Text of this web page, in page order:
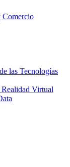
Comercio
las Tecnologías
Virtual